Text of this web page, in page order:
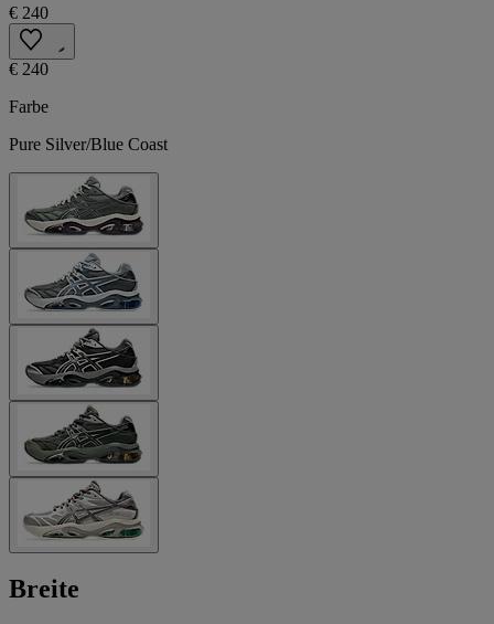
€ 240
€ 240
Farbe
Pure Silver/Blue Coast
Breite